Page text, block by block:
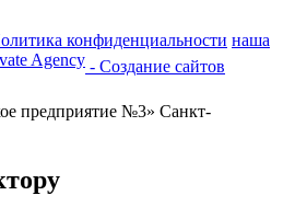
конфиденциальности наша
- Создание сайтов
предприятие №3» Санкт-